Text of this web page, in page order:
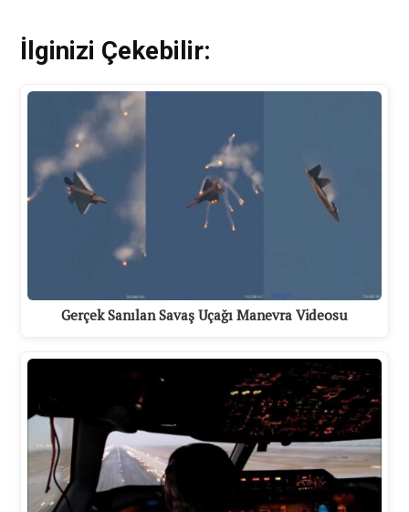
İlginizi Çekebilir:
Gerçek Sanılan Savaş Uçağı Manevra Videosu